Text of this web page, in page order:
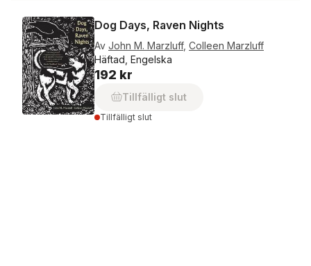
Dog Days, Raven Nights
Av John M. Marzluff, Colleen Marzluff
Häftad, Engelska
192 kr
Tillfälligt slut
Tillfälligt slut